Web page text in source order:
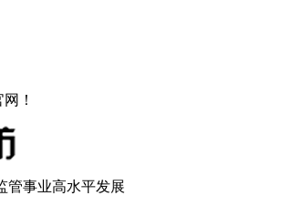
！
管事业高水平发展